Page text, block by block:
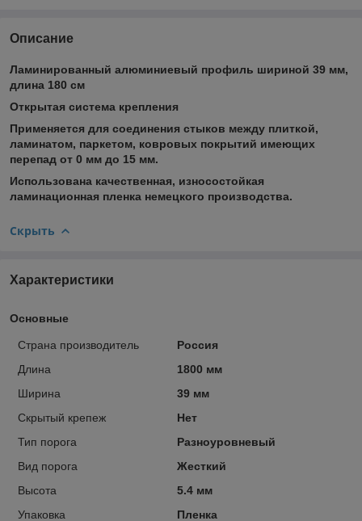
Описание
Ламинированный алюминиевый профиль шириной 39 мм,
длина 180 см
Открытая система крепления
Применяется для соединения стыков между плиткой,
ламинатом, паркетом, ковровых покрытий имеющих
перепад от 0 мм до 15 мм.
Использована качественная, износостойкая
ламинационная пленка немецкого производства.
Скрыть
Характеристики
Основные
Страна производитель
Россия
Длина
1800 мм
Ширина
39 мм
Скрытый крепеж
Нет
Тип порога
Разноуровневый
Вид порога
Жесткий
Высота
5.4 мм
Упаковка
Пленка